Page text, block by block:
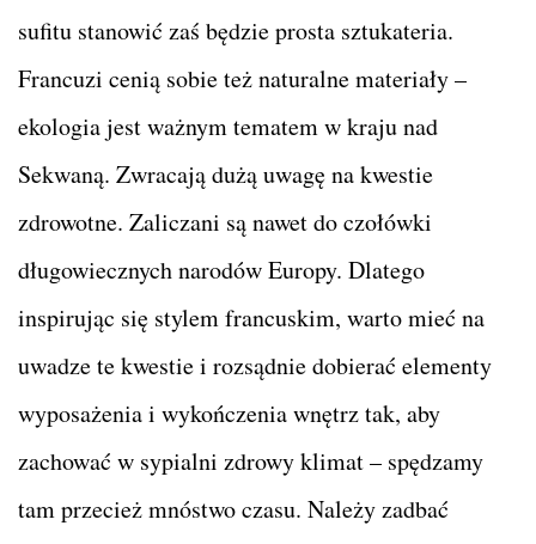
sufitu stanowić zaś będzie prosta sztukateria.
Francuzi cenią sobie też naturalne materiały –
ekologia jest ważnym tematem w kraju nad
Sekwaną. Zwracają dużą uwagę na kwestie
zdrowotne. Zaliczani są nawet do czołówki
długowiecznych narodów Europy. Dlatego
inspirując się stylem francuskim, warto mieć na
uwadze te kwestie i rozsądnie dobierać elementy
wyposażenia i wykończenia wnętrz tak, aby
zachować w sypialni zdrowy klimat – spędzamy
tam przecież mnóstwo czasu. Należy zadbać